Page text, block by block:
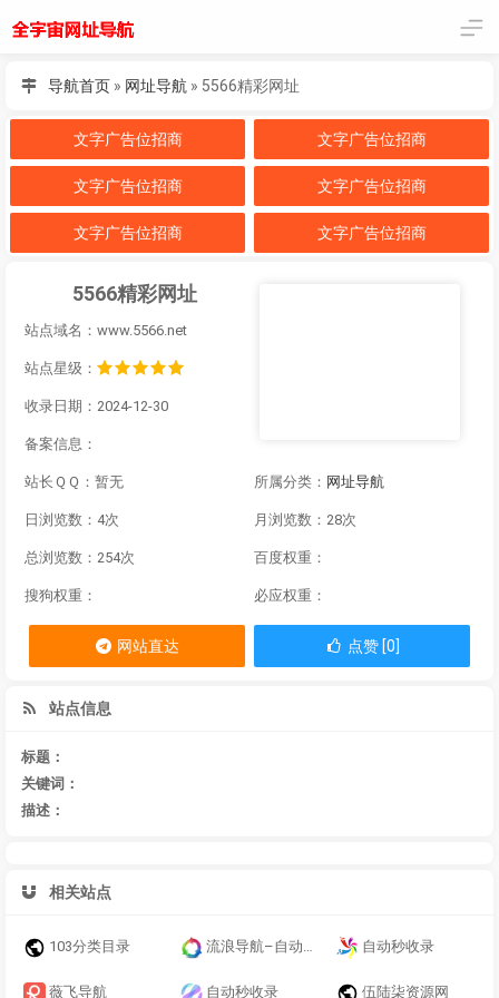
导航首页 » 网址导航 » 5566精彩网址
文字广告位招商 文字广告位招商
文字广告位招商 文字广告位招商
文字广告位招商 文字广告位招商
5566精彩网址
站点域名：www.5566.net
站点星级：
收录日期：2024-12-30
备案信息：
站长ＱＱ：暂无 所属分类： 网址导航
日浏览数：4次 月浏览数：28次
总浏览数：254次 百度权重：
搜狗权重： 必应权重：
网站直达 点赞 [0]
站点信息
标题：
关键词：
描述：
相关站点
103分类目录 流浪导航–自动收录–最懂你的导航网站 自动秒收录
薇飞导航 自动秒收录 伍陆柒资源网